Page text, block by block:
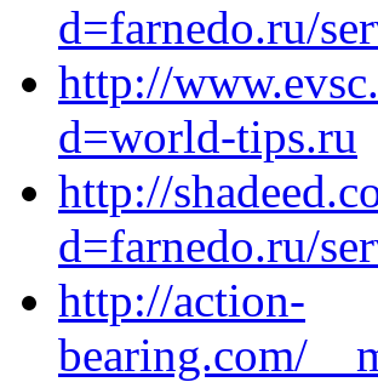
d=farnedo.ru/
http://
d=world-tips.ru
http://
d=farnedo.ru/
http://action-
bearing.com/